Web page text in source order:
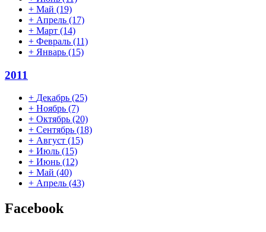
+ Май (19)
+ Апрель (17)
+ Март (14)
+ Февраль (11)
+ Январь (15)
2011
+ Декабрь (25)
+ Ноябрь (7)
+ Октябрь (20)
+ Сентябрь (18)
+ Август (15)
+ Июль (15)
+ Июнь (12)
+ Май (40)
+ Апрель (43)
Facebook